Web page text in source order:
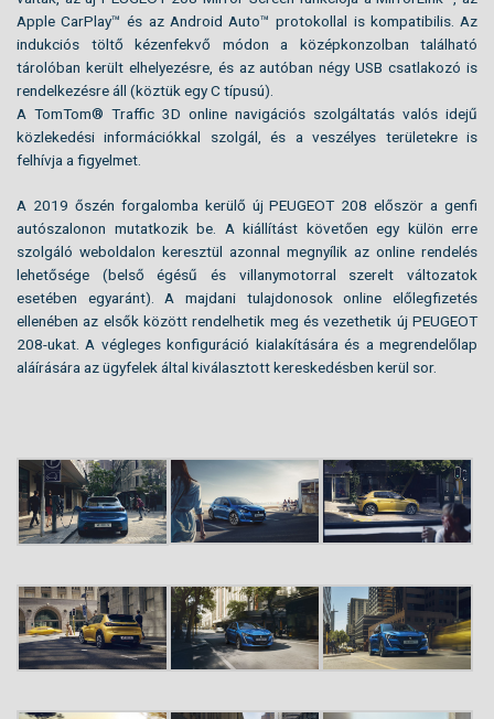
Apple CarPlay™ és az Android Auto™ protokollal is kompatibilis. Az
indukciós töltő kézenfekvő módon a középkonzolban található
tárolóban került elhelyezésre, és az autóban négy USB csatlakozó is
rendelkezésre áll (köztük egy C típusú).
A TomTom® Traffic 3D online navigációs szolgáltatás valós idejű
közlekedési információkkal szolgál, és a veszélyes területekre is
felhívja a figyelmet.
A 2019 őszén forgalomba kerülő új PEUGEOT 208 először a genfi
autószalonon mutatkozik be. A kiállítást követően egy külön erre
szolgáló weboldalon keresztül azonnal megnyílik az online rendelés
lehetősége (belső égésű és villanymotorral szerelt változatok
esetében egyaránt). A majdani tulajdonosok online előlegfizetés
ellenében az elsők között rendelhetik meg és vezethetik új PEUGEOT
208-ukat. A végleges konfiguráció kialakítására és a megrendelőlap
aláírására az ügyfelek által kiválasztott kereskedésben kerül sor.